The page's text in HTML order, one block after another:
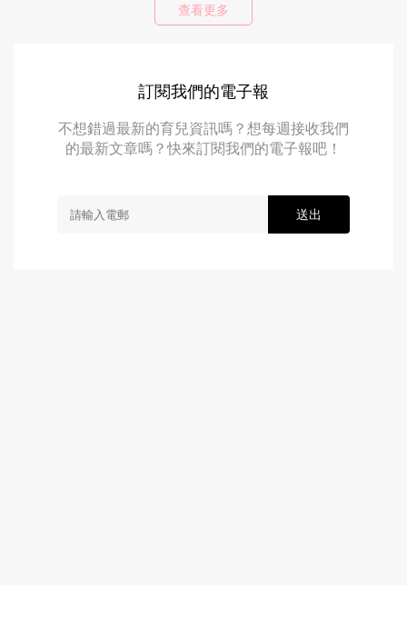
查看更多
訂閱我們的電子報
不想錯過最新的育兒資訊嗎？想每週接收我們
的最新文章嗎？快來訂閱我們的電子報吧！
送出